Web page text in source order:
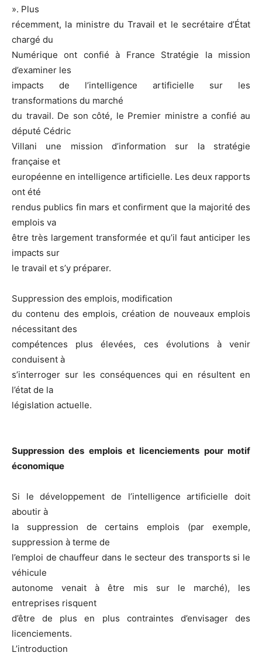
». Plus
récemment, la ministre du Travail et le secrétaire d’État
chargé du
Numérique ont confié à France Stratégie la mission
d’examiner les
impacts de l’intelligence artificielle sur les
transformations du marché
du travail. De son côté, le Premier ministre a confié au
député Cédric
Villani une mission d’information sur la stratégie
française et
européenne en intelligence artificielle. Les deux rapports
ont été
rendus publics fin mars et confirment que la majorité des
emplois va
être très largement transformée et qu’il faut anticiper les
impacts sur
le travail et s’y préparer.
Suppression des emplois, modification
du contenu des emplois, création de nouveaux emplois
nécessitant des
compétences plus élevées, ces évolutions à venir
conduisent à
s’interroger sur les conséquences qui en résultent en
l’état de la
législation actuelle.
Suppression des emplois et licenciements pour motif
économique
Si le développement de l’intelligence artificielle doit
aboutir à
la suppression de certains emplois (par exemple,
suppression à terme de
l’emploi de chauffeur dans le secteur des transports si le
véhicule
autonome venait à être mis sur le marché), les
entreprises risquent
d’être de plus en plus contraintes d’envisager des
licenciements.
L’introduction